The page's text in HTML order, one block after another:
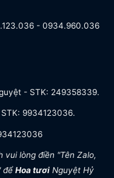
- 0934.960.036
- STK: 249358339.
9934123036.
vui lòng điền "Tên Zalo,
đểHoa tươi Nguyệt Hỷ